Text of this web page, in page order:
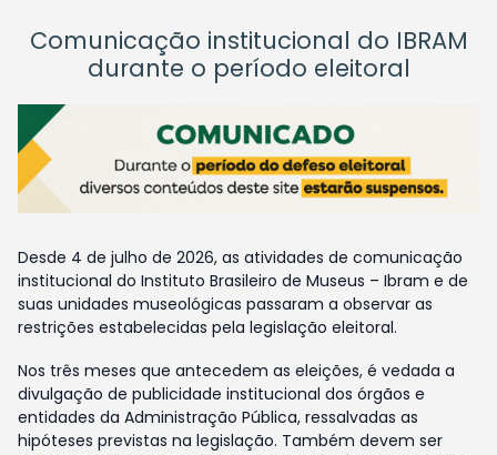
Comunicação institucional do IBRAM
durante o período eleitoral
Desde 4 de julho de 2026, as atividades de comunicação
institucional do Instituto Brasileiro de Museus – Ibram e de
suas unidades museológicas passaram a observar as
restrições estabelecidas pela legislação eleitoral.
Nos três meses que antecedem as eleições, é vedada a
divulgação de publicidade institucional dos órgãos e
entidades da Administração Pública, ressalvadas as
hipóteses previstas na legislação. Também devem ser